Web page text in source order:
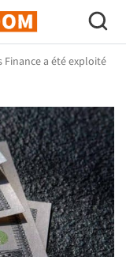
Finance a été exploité